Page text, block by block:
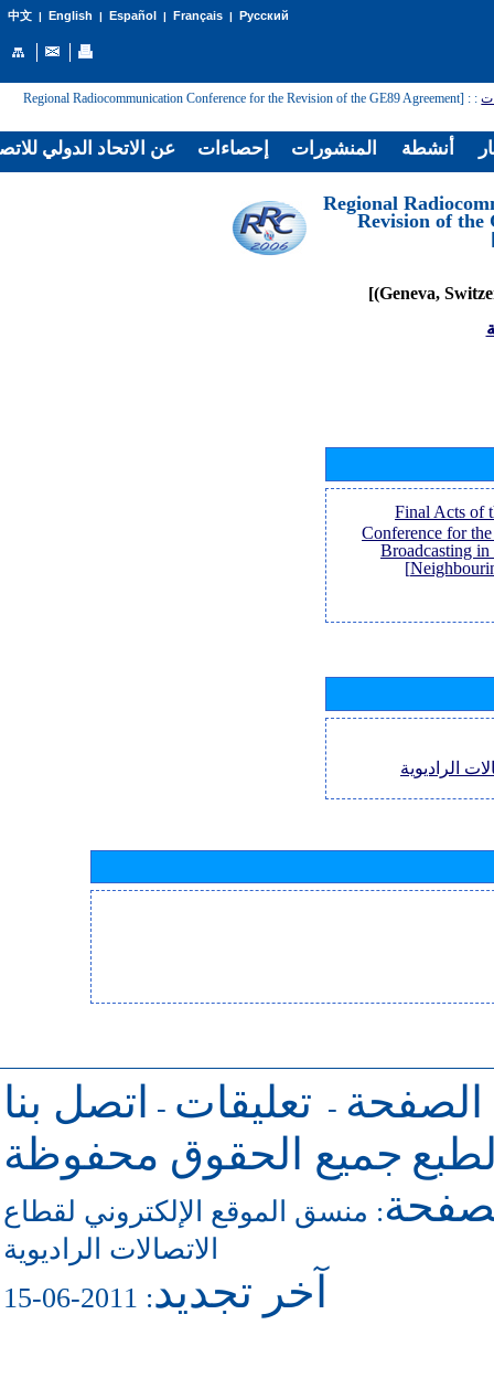
中文| English | Español | Français| Русский
:
: [Regional Radiocommunication Conference for the Revision of the GE89 Agreement
[Regional
Revision of the
[Final Acts of
Conference for
Broadcasting
الراديوية
الصفحة - تعليقات -
اتصل بنا
جميع الحقوق محفوظة
: منسق الموقع الإلكتروني لقطاع
الاتصالات الراديوية
آخر تجديد: 2011-06-15
عن الاتحاد الدولي إحصاءات المنشورات أنشطة